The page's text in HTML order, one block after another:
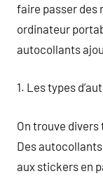
faire passer des
ordinateur
autocollants
1. Les types
On trouve divers
Des
aux stickers en